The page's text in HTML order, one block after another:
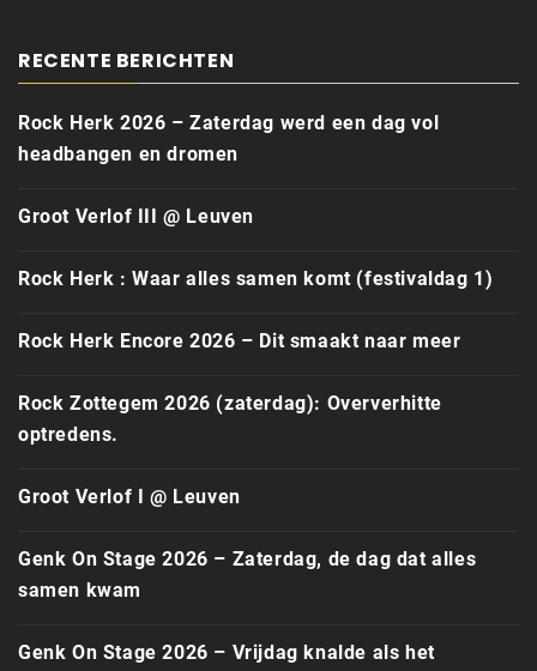
RECENTE BERICHTEN
Rock Herk 2026 – Zaterdag werd een dag vol
headbangen en dromen
Groot Verlof III @ Leuven
Rock Herk : Waar alles samen komt (festivaldag 1)
Rock Herk Encore 2026 – Dit smaakt naar meer
Rock Zottegem 2026 (zaterdag): Oververhitte
optredens.
Groot Verlof I @ Leuven
Genk On Stage 2026 – Zaterdag, de dag dat alles
samen kwam
Genk On Stage 2026 – Vrijdag knalde als het